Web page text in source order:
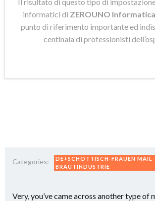
informatici di ZEROUNO Informatica
punto di riferimento importante ed
centinaia di professionisti
Categories:
DE+SCHOTTISCH-FRAUEN MAIL
BRAUTINDUSTRIE
Very, you’ve came across another type of